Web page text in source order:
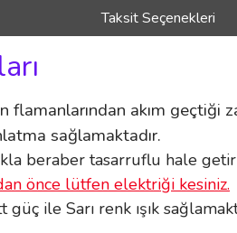
Taksit Seçenekleri
akım geçtiği
sağlamaktadır.
beraber tasarruflu hale
önce lütfen elektriği kesiniz.
ile Sarı renk ışık